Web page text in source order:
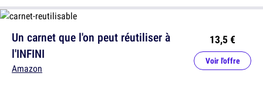
Un carnet que l'on peut réutiliser à
l'INFINI
Amazon
13,5 €
Voir l'offre